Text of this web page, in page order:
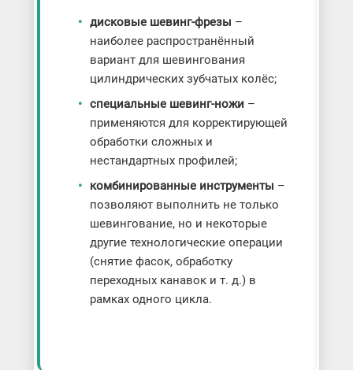
дисковые шевинг-фрезы –
наиболее распространённый
вариант для шевингования
цилиндрических зубчатых колёс;
специальные шевинг-ножи–
применяются для корректирующей
обработки сложных и
нестандартных профилей;
комбинированные инструменты –
позволяют выполнить не только
шевингование, но и некоторые
другие технологические операции
(снятие фасок, обработку
переходных канавок и т. д.) в
рамках одного цикла.